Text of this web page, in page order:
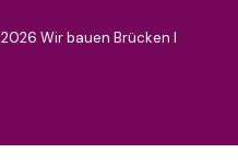
2026 Wir bauen Brücken I